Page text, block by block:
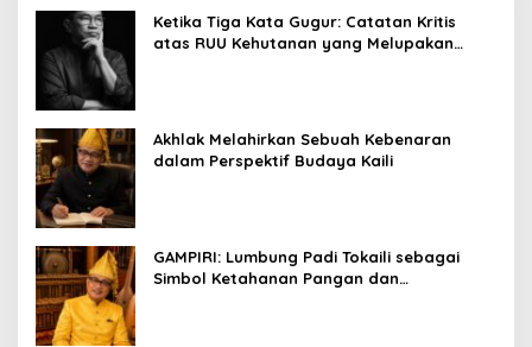
Ketika Tiga Kata Gugur: Catatan Kritis
atas RUU Kehutanan yang Melupakan
Akhlak Melahirkan Sebuah Kebenaran
dalam Perspektif Budaya Kaili
GAMPIRI: Lumbung Padi Tokaili sebagai
Simbol Ketahanan Pangan dan